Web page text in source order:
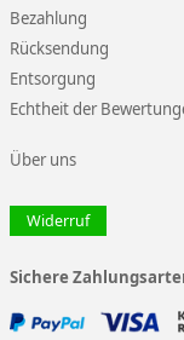
Bezahlung
Rücksendung
Entsorgung
Echtheit der
Über uns
Widerruf
Sichere